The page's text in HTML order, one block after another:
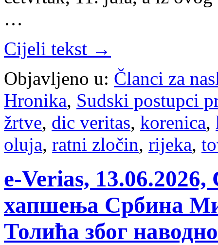
…
Cijeli tekst →
Objavljeno u: Članci za
Hronika, Sudski postupci
žrtve, dic veritas, korenica,
oluja, ratni zločin, rijeka,
e-Verias,
хапшења Србина
Толића због